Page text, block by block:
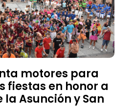
motores para
fiestas en honor a
la Asunción y San